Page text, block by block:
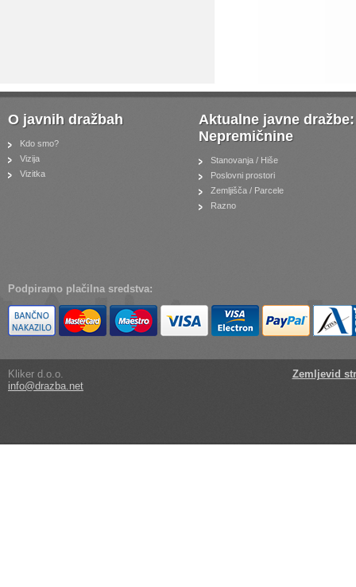
O javnih dražbah
Kdo smo?
Vizija
Vizitka
Aktualne javne dražbe:
Nepremičnine
Stanovanja / Hiše
Poslovni prostori
Zemljišča / Parcele
Razno
Podpiramo plačilna sredstva:
Kliker d.o.o.
info@drazba.net
Zemljevid